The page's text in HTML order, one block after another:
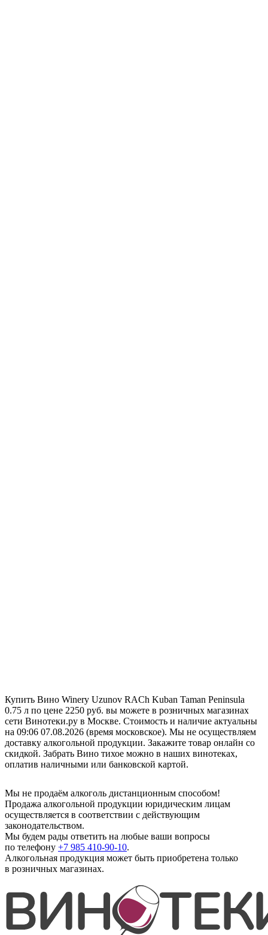
Купить Вино Winery Uzunov RACh Kuban Taman Peninsula
0.75 л по цене 2250 руб. вы можете в розничных магазинах
сети Винотеки.ру в Москве. Стоимость и наличие актуальны
на 09:06 07.08.2026 (время московское). Мы не осуществляем
доставку алкогольной продукции. Закажите товар онлайн со
скидкой. Забрать Вино тихое можно в наших винотеках,
оплатив наличными или банковской картой.
Мы не продаём алкоголь дистанционным способом!
Продажа алкогольной продукции юридическим лицам
осуществляется в соответствии с действующим
законодательством.
Мы будем рады ответить на любые ваши вопросы
по телефону +7 985 410-90-10.
Алкогольная продукция может быть приобретена только
в розничных магазинах.